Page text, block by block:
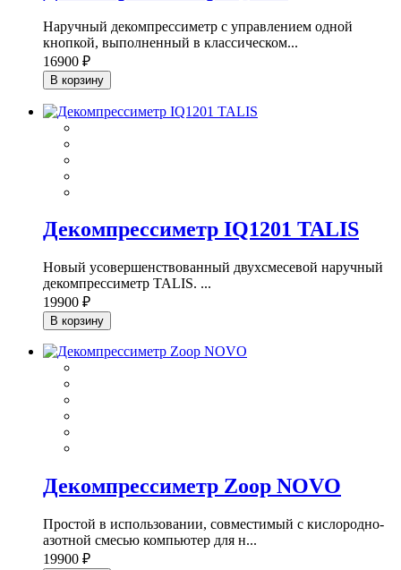
Наручный декомпрессиметр с управлением одной
кнопкой, выполненный в классическом...
16900 ₽
В корзину
Декомпрессиметр IQ1201 TALIS
Новый усовершенствованный двухсмесевой наручный
декомпрессиметр TALIS. ...
19900 ₽
В корзину
Декомпрессиметр Zoop NOVO
Простой в использовании, совместимый с кислородно-
азотной смесью компьютер для н...
19900 ₽